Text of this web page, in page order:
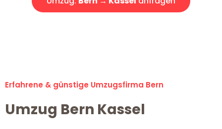
Erfahrene & günstige Umzugsfirma Bern
Umzug Bern Kassel